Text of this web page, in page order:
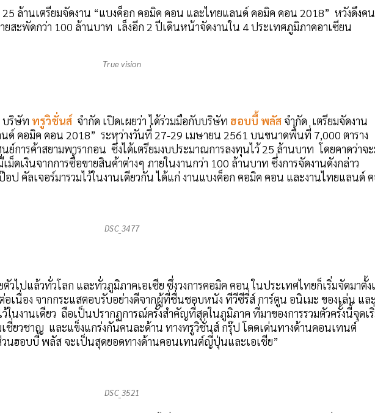
ล้านเตรียมจัดงาน “แบงค็อก คอมิค คอน และไทยแลนด์ คอมิค คอน 2018” หวังดึงคน
ยสะพัดกว่า 100 ล้านบาท เล็งอีก 2 ปีเดินหน้าจัดงานใน 4 ประเทศภูมิภาคอาเซียน
True vision
บริษัท ทรูวิชั่นส์ จำกัด เปิดเผยว่า ได้ร่วมมือกับบริษัท ฮอบบี้ พลัส จำกัด เตรียมจัดงาน
ด์ คอมิค คอน 2018” ระหว่างวันที่ 27-29 เมษายน 2561 บนขนาดพื้นที่ 7,000 ตาราง
ย์การค้าสยามพารากอน ซึ่งได้เตรียมงบประมาณการลงทุนไว้ 25 ล้านบาท โดยคาดว่าจ
ดเงินจากการซื้อขายสินค้าต่างๆ ภายในงานกว่า 100 ล้านบาท ซึ่งการจัดงานดังกล่าว
ป คัลเจอร์มารวมไว้ในงานเดียวกัน ได้แก่ งานแบงค็อก คอมิค คอน และงานไทยแลนด์
DSC_3477
วไปแล้วทั่วโลก และทั่วภูมิภาคเอเซีย ซึ่งวงการคอมิค คอน ในประเทศไทยก็เริ่มจัดมาตั้
อเนื่อง จากกระแสตอบรับอย่างดีจากผู้ที่ชื่นชอบหนัง ทีวีซีรี่ส์ การ์ตูน อนิเมะ ของเล่น แล
ในงานเดียว ถือเป็นปรากฏการณ์ครั้งสำคัญที่สุดในภูมิภาค ที่มาของการรวมตัวครั้งนี้จุดเ
ชี่ยวชาญ และแข็งแกร่งกันคนละด้าน ทางทรูวิชั่นส์ กรุ๊ป โดดเด่นทางด้านคอนเทนต์
นฮอบบี้ พลัส จะเป็นสุดยอดทางด้านคอนเทนต์ญี่ปุ่นและเอเชีย”
DSC_3521